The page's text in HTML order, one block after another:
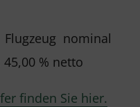
nominal
% netto
finden Sie hier.